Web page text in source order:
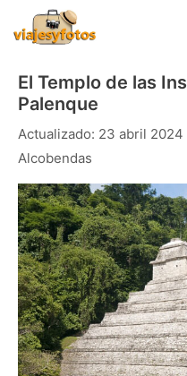
contenido
El Templo de las
Palenque
23 abril 2024
Alcobendas